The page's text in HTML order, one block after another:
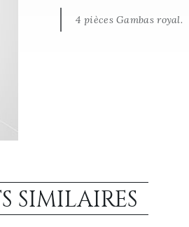
4 pièces Gambas royal.
SIMILAIRES